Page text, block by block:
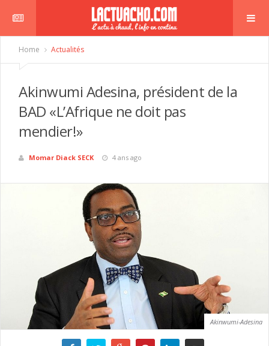
Home Actualités
Akinwumi Adesina, président de la
BAD «L’Afrique ne doit pas
mendier!»
Momar Diack SECK 4 ans ago
Akinwumi-Adesina